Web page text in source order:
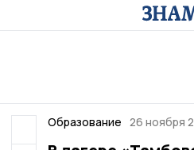
Образование 26 ноября